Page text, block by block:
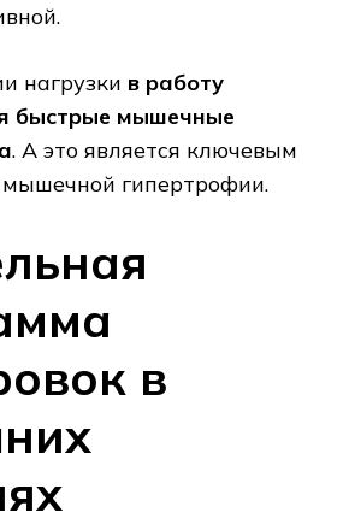
нагрузки в работу
быстрые мышечные
. А это является ключевым
гипертрофии.
в